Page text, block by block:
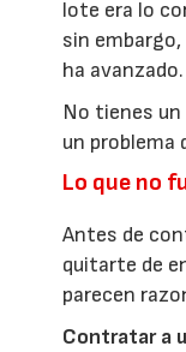
lote era lo
sin
ha avanzado.
No tienes un
un problema
Lo que no
Antes de
quitarte de
parecen
Contratar a